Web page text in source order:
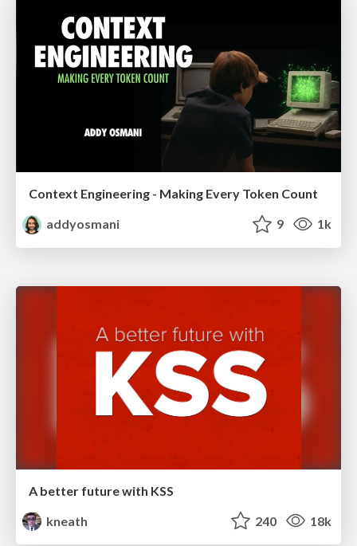
Context Engineering - Making Every Token Count
addyosmani
9 1k
A better future with KSS
kneath
240 18k